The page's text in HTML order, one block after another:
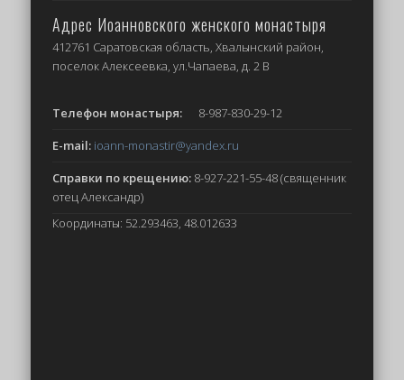
Адрес Иоанновского женского монастыря
412761 Саратовская область, Хвалынский район,
поселок Алексеевка, ул.Чапаева, д. 2 В
Телефон монастыря:
8-987-830-29-12
E-mail: ioann-monastir@yandex.ru
Справки по крещению: 8-927-221-55-48 (священник
отец Александр)
Координаты: 52.293463, 48.012633